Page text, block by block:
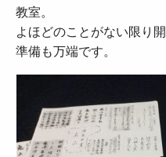
教室。
よほどのことがない限り
準備も万端です。